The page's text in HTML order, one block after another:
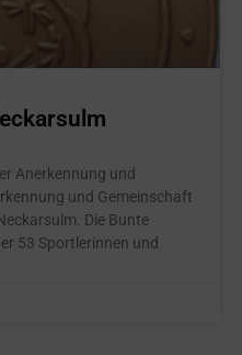
Anerkennung und
und Gemeinschaft
Die Bunte
53 Sportlerinnen und